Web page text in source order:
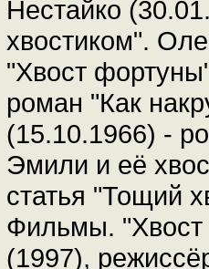
Нестайко
хвостиком".
"Хвост
роман "Как
(15.10.1966) -
Эмили и её
статья "Тощий
Фильмы. "Хвост
(1997),